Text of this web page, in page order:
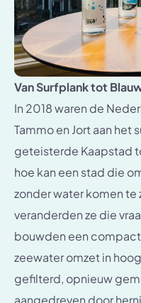
Van Surfplank tot
In 2018 waren de
Tammo en Jort aan het
geteisterde Kaapstad
hoe kan een stad die
zonder water komen te
veranderden ze die
bouwden een
zeewater omzet in
gefilterd, opnieuw
aangedreven door